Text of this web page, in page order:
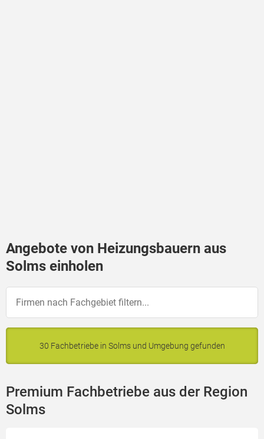
Angebote von Heizungsbauern aus
Solms einholen
30 Fachbetriebe in Solms und Umgebung gefunden
Premium Fachbetriebe aus der Region
Solms